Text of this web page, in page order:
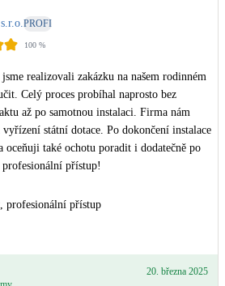
PROFI
100 %
realizovali zakázku na našem rodinném
Celý proces probíhal naprosto bez
až po samotnou instalaci. Firma nám
státní dotace. Po dokončení instalace
oceňuji také ochotu poradit i dodatečně po
profesionální přístup!
profesionální přístup
20. března 2025